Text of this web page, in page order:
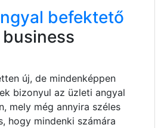
befektető
új, de mindenképpen
bizonyul az üzleti angyal
mely még annyira széles
hogy mindenki számára